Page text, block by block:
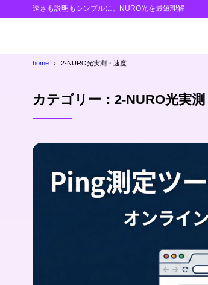
速さも説明もシンプルに。NURO光を最短理解
home 2-NURO光実測・速度
カテゴリー：2-NURO光実